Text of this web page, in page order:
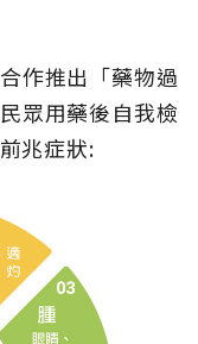
作推出「藥物過
眾用藥後自我檢
兆症狀: